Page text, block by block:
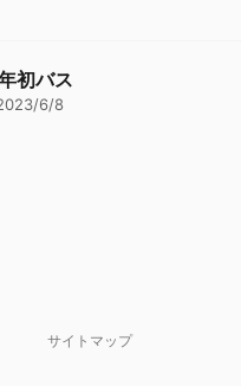
初バス
6/8
サイトマップ